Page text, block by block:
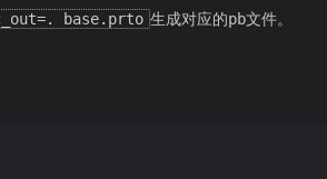
base.prto 生成对应的pb文件。